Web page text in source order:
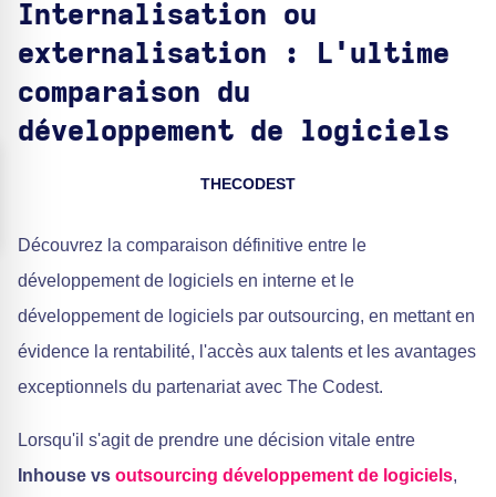
Internalisation ou
externalisation : L'ultime
comparaison du
développement de logiciels
THECODEST
Découvrez la comparaison définitive entre le
développement de logiciels en interne et le
développement de logiciels par outsourcing, en mettant en
évidence la rentabilité, l'accès aux talents et les avantages
exceptionnels du partenariat avec The Codest.
Lorsqu'il s'agit de prendre une décision vitale entre
Inhouse vs outsourcing développement de logiciels,